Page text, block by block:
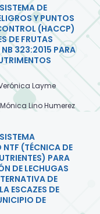
DE
Y PUNTOS
(HACCP)
DE FRUTAS
NB 323:2015 PARA
Layme
Lino Humerez
(TÉCNICA DE
PARA
DE LECHUGAS
DE
ESCAZES DE
DE